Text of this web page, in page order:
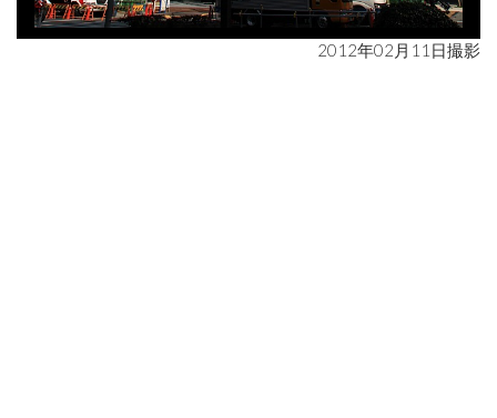
2012年02月11日撮影